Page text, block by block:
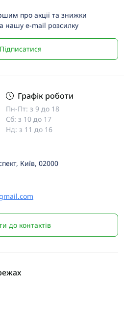
про акції та знижки
нашу e-mail розсилку
Підписатися
Графік роботи
Пн-Пт: з 9 до 18
Сб: з 10 до 17
Нд: з 11 до 16
Київ, 02000
до контактів